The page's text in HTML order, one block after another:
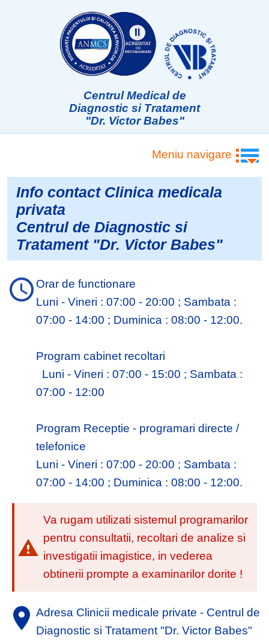
Centrul Medical de
Diagnostic si Tratament
"Dr. Victor Babes"
Meniu navigare
Info contact Clinica medicala
privata
Centrul de Diagnostic si
Tratament "Dr. Victor Babes"
Orar de functionare
Luni - Vineri : 07:00 - 20:00 ; Sambata :
07:00 - 14:00 ; Duminica : 08:00 - 12:00.
Program cabinet recoltari
Luni - Vineri : 07:00 - 15:00 ; Sambata :
07:00 - 12:00
Program Receptie - programari directe /
telefonice
Luni - Vineri : 07:00 - 20:00 ; Sambata :
07:00 - 14:00 ; Duminica : 08:00 - 12:00.
Va rugam utilizati sistemul programarilor
pentru consultatii, recoltari de analize si
investigatii imagistice, in vederea
obtinerii prompte a examinarilor dorite !
Adresa Clinicii medicale private - Centrul de
Diagnostic si Tratament "Dr. Victor Babes"